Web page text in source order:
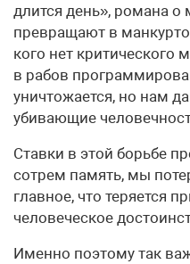
длится день», романа о
превращают в
кого нет
в рабов
уничтожается, но нам
убивающие
Ставки в этой борьбе
сотрем память, мы
главное, что теряется
человеческое
Именно поэтому так